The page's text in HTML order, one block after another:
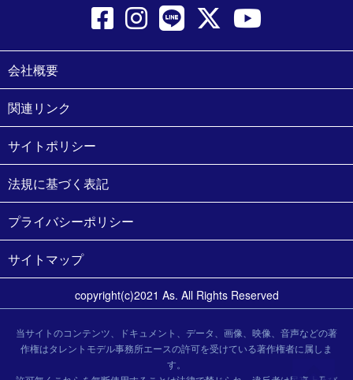
会社概要
関連リンク
サイトポリシー
法規に基づく表記
プライバシーポリシー
サイトマップ
copyright(c)2021 As. All Rights Reserved
当サイトのコンテンツ、ドキュメント、データ、画像、映像、音声などの著
作権はタレントモデル事務所エースの許可を受けている著作権者に属しま
す。